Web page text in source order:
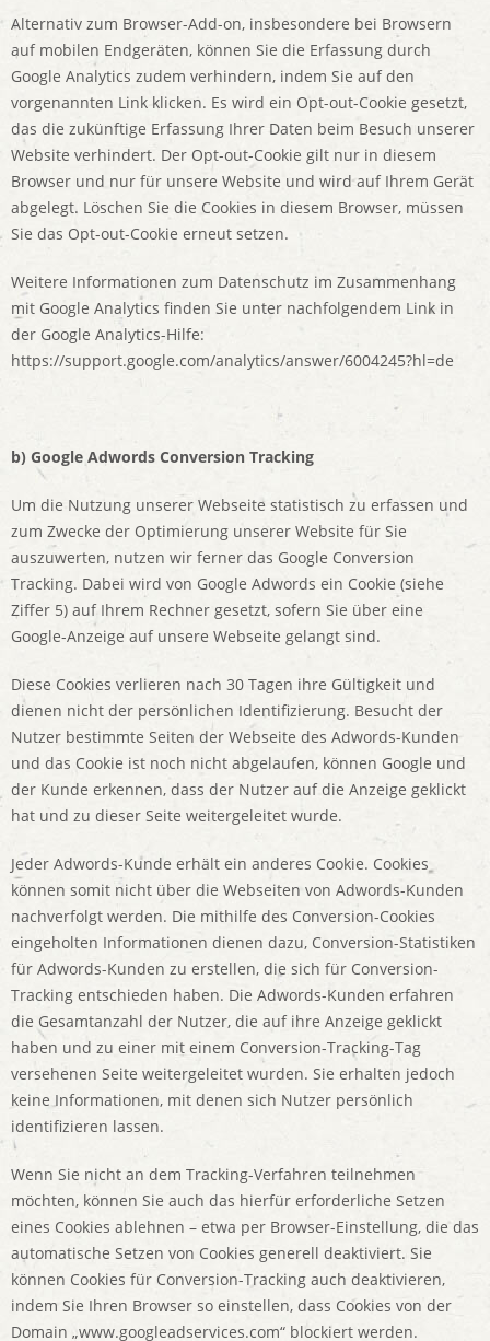
Alternativ zum Browser-Add-on, insbesondere bei Browsern
auf mobilen Endgeräten, können Sie die Erfassung durch
Google Analytics zudem verhindern, indem Sie auf den
vorgenannten Link klicken. Es wird ein Opt-out-Cookie gesetzt,
das die zukünftige Erfassung Ihrer Daten beim Besuch unserer
Website verhindert. Der Opt-out-Cookie gilt nur in diesem
Browser und nur für unsere Website und wird auf Ihrem Gerät
abgelegt. Löschen Sie die Cookies in diesem Browser, müssen
Sie das Opt-out-Cookie erneut setzen.
Weitere Informationen zum Datenschutz im Zusammenhang
mit Google Analytics finden Sie unter nachfolgendem Link in
der Google Analytics-Hilfe:
https://support.google.com/analytics/answer/6004245?hl=de
b) Google Adwords Conversion Tracking
Um die Nutzung unserer Webseite statistisch zu erfassen und
zum Zwecke der Optimierung unserer Website für Sie
auszuwerten, nutzen wir ferner das Google Conversion
Tracking. Dabei wird von Google Adwords ein Cookie (siehe
Ziffer 5) auf Ihrem Rechner gesetzt, sofern Sie über eine
Google-Anzeige auf unsere Webseite gelangt sind.
Diese Cookies verlieren nach 30 Tagen ihre Gültigkeit und
dienen nicht der persönlichen Identifizierung. Besucht der
Nutzer bestimmte Seiten der Webseite des Adwords-Kunden
und das Cookie ist noch nicht abgelaufen, können Google und
der Kunde erkennen, dass der Nutzer auf die Anzeige geklickt
hat und zu dieser Seite weitergeleitet wurde.
Jeder Adwords-Kunde erhält ein anderes Cookie. Cookies
können somit nicht über die Webseiten von Adwords-Kunden
nachverfolgt werden. Die mithilfe des Conversion-Cookies
eingeholten Informationen dienen dazu, Conversion-Statistiken
für Adwords-Kunden zu erstellen, die sich für Conversion-
Tracking entschieden haben. Die Adwords-Kunden erfahren
die Gesamtanzahl der Nutzer, die auf ihre Anzeige geklickt
haben und zu einer mit einem Conversion-Tracking-Tag
versehenen Seite weitergeleitet wurden. Sie erhalten jedoch
keine Informationen, mit denen sich Nutzer persönlich
identifizieren lassen.
Wenn Sie nicht an dem Tracking-Verfahren teilnehmen
möchten, können Sie auch das hierfür erforderliche Setzen
eines Cookies ablehnen – etwa per Browser-Einstellung, die das
automatische Setzen von Cookies generell deaktiviert. Sie
können Cookies für Conversion-Tracking auch deaktivieren,
indem Sie Ihren Browser so einstellen, dass Cookies von der
Domain „www.googleadservices.com“ blockiert werden.